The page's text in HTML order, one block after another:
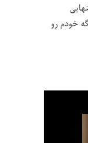
خودم رو